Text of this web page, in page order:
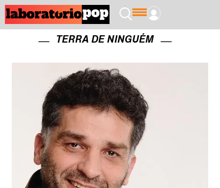
TERRA DE NINGUÉM